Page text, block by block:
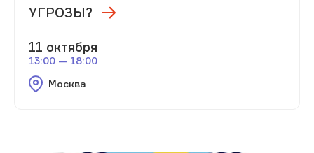
УГРОЗЫ?
11 октября
13:00 — 18:00
Москва